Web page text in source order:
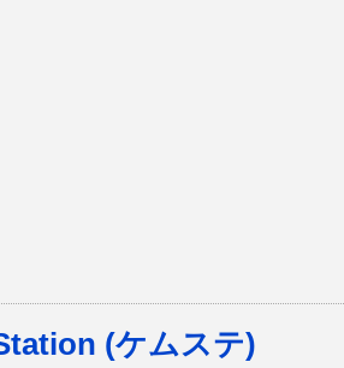
(ケムステ)